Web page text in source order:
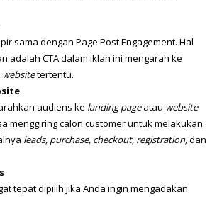
sama dengan Page Post Engagement. Hal
adalah CTA dalam iklan ini mengarah ke
websitetertentu.
audiens ke landing pageatau website
menggiring calon customer untuk melakukan
leads, purchase, checkout, registration,dan
tepat dipilih jika Anda ingin mengadakan